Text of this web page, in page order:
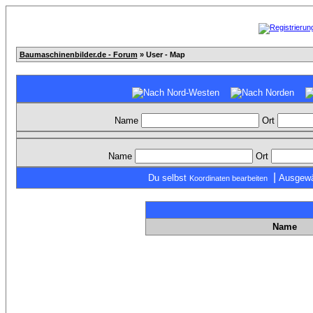
Baumaschinenbilder.de - Forum » User - Map
Name Ort
Name Ort
Du selbst Koordinaten bearbeiten
Name